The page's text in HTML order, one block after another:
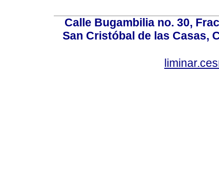
Calle Bugambilia no. 30,
San Cristóbal de las Casas,